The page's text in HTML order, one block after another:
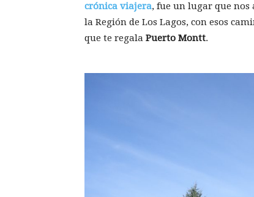
crónica viajera, fue un lugar que nos
la Región de Los Lagos, con esos
que te regala Puerto Montt.